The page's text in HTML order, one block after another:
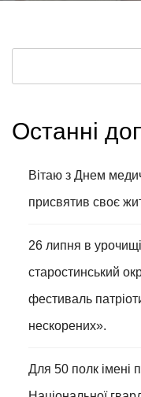
Останні
Вітаю з Днем
присвятив своє
26 липня в
старостинський
фестиваль
нескорених».
Для 50 полк імені